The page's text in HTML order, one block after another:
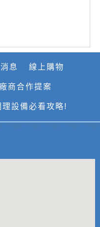
息 線上購物
廠商合作提案
理設備必看攻略!